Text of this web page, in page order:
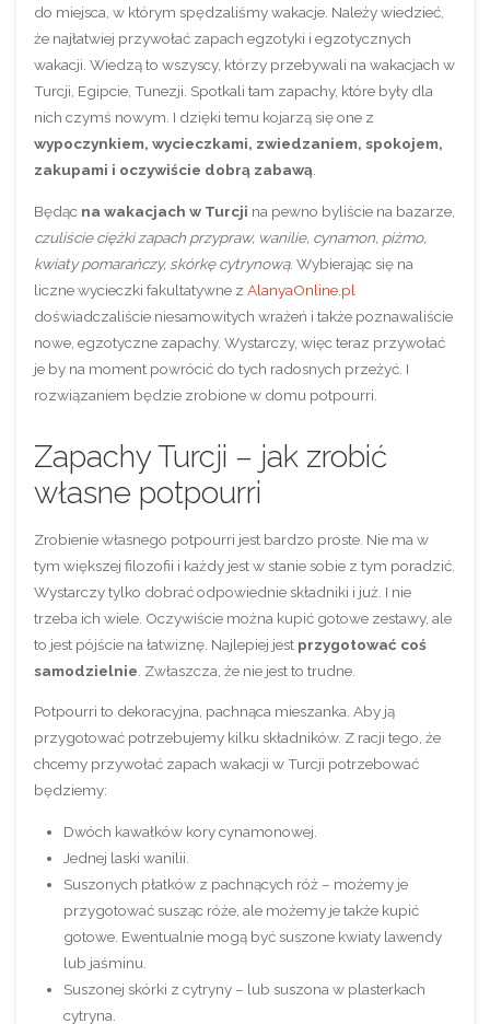
do miejsca, w którym spędzaliśmy wakacje. Należy wiedzieć,
że najłatwiej przywołać zapach egzotyki i egzotycznych
wakacji. Wiedzą to wszyscy, którzy przebywali na wakacjach w
Turcji, Egipcie, Tunezji. Spotkali tam zapachy, które były dla
nich czymś nowym. I dzięki temu kojarzą się one z
wypoczynkiem, wycieczkami, zwiedzaniem, spokojem,
zakupami i oczywiście dobrą zabawą.
Będąc na wakacjach w Turcji na pewno byliście na bazarze,
czuliście ciężki zapach przypraw, wanilie, cynamon, piżmo,
kwiaty pomarańczy, skórkę cytrynową. Wybierając się na
liczne wycieczki fakultatywne zAlanyaOnline.pl
doświadczaliście niesamowitych wrażeń i także poznawaliście
nowe, egzotyczne zapachy. Wystarczy, więc teraz przywołać
je by na moment powrócić do tych radosnych przeżyć. I
rozwiązaniem będzie zrobione w domu potpourri.
Zapachy Turcji – jak zrobić
własne potpourri
Zrobienie własnego potpourri jest bardzo proste. Nie ma w
tym większej filozofii i każdy jest w stanie sobie z tym poradzić.
Wystarczy tylko dobrać odpowiednie składniki i już. I nie
trzeba ich wiele. Oczywiście można kupić gotowe zestawy, ale
to jest pójście na łatwiznę. Najlepiej jest przygotować coś
samodzielnie . Zwłaszcza, że nie jest to trudne.
Potpourri to dekoracyjna, pachnąca mieszanka. Aby ją
przygotować potrzebujemy kilku składników. Z racji tego, że
chcemy przywołać zapach wakacji w Turcji potrzebować
będziemy:
Dwóch kawałków kory cynamonowej.
Jednej laski wanilii.
Suszonych płatków z pachnących róż – możemy je
przygotować susząc róże, ale możemy je także kupić
gotowe. Ewentualnie mogą być suszone kwiaty lawendy
lub jaśminu.
Suszonej skórki z cytryny – lub suszona w plasterkach
cytryna.